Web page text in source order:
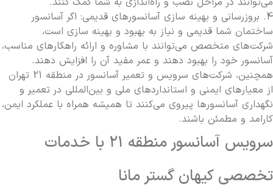
مهم ترین دلایل خرابی سیم بکسل آسانسور چیست؟
آیا نگهداری آسانسور در ساختمان های برج هزینه
بیشتری دارد؟
آسانسور را انتخاب کنیم؟
4. بروزرسانی و بهینه سازی آسانسورهای قدیمی: اگر آسانسور
ساختمان شما قدیمی و نیاز به بهبود و بهینه سازی است،
شرکت‌های متخصص می‌توانند با مشاوره و ارائه راهکارهای مناسب،
آسانسور خود را بهبود دهند و عمر مفید آن را افزایش دهند.
همچنین، شرکت‌های سرویس و تعمیر آسانسور در منطقه 21 تهران
از معیارهای ایمنی و استانداردهای ملی و بین‌المللی در تعمیر و
نگهداری آسانسورها پیروی می‌کنند تا همیشه همراه با عملکرد ایمن،
کارامد و مطمئن باشند.
سرویس آسانسور منطقه ۲۱ با خدمات
تخصصی کیهان گستر مانا